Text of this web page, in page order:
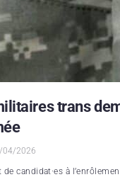
trans
04/2026
candidat·es à